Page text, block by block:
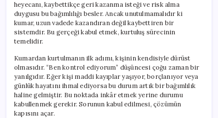
heyecanı, kaybettikçe geri kazanma isteği ve risk alma
duygusu bu bağımlılığı besler. Ancak unutulmamalıdır ki
kumar, uzun vadede kazandıran değil kaybettiren bir
sistemdir. Bu gerçeği kabul etmek, kurtuluş sürecinin
temelidir.
Kumardan kurtulmanın ilk adımı, kişinin kendisiyle dürüst
olmasıdır. “Ben kontrol ediyorum” düşüncesi çoğu zaman bir
yanılgıdır. Eğer kişi maddi kayıplar yaşıyor, borçlanıyor veya
günlük hayatını ihmal ediyorsa bu durum artık bir bağımlılık
haline gelmiştir. Bu noktada inkâr etmek yerine durumu
kabullenmek gerekir. Sorunun kabul edilmesi, çözümün
kapısını açar.